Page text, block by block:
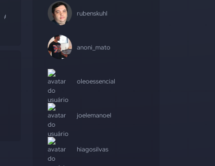
#estados
rubenskuhl
anoni_mato
oleoessencial
joelemanoel
hiagosilvas